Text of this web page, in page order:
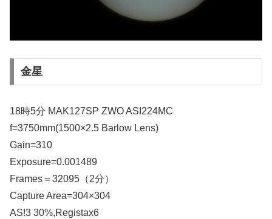
金星
18時5分 MAK127SP ZWO ASI224MC
f=3750mm(1500×2.5 Barlow Lens)
Gain=310
Exposure=0.001489
Frames＝32095（2分）
Capture Area=304×304
AS!3 30%,Registax6